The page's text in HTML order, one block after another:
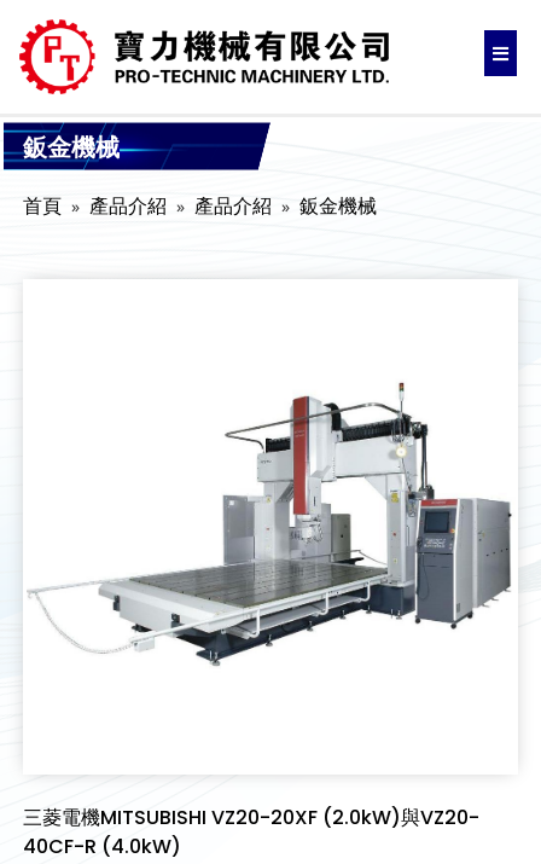
鈑金機械
首頁 產品介紹 產品介紹 鈑金機械
三菱電機MITSUBISHI VZ20-20XF (2.0kW)與VZ20-
40CF-R (4.0kW)